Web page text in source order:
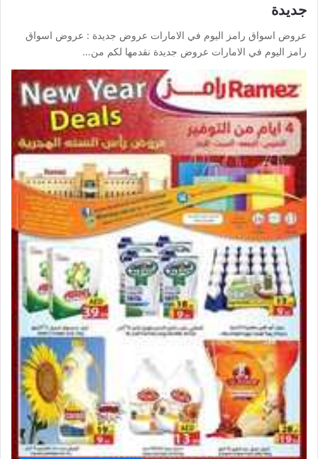
جديدة
عروض اسواق رامز اليوم في الامارات عروض جديدة : عروض اسواق
رامز اليوم في الامارات عروض جديدة نقدمها لكم من…